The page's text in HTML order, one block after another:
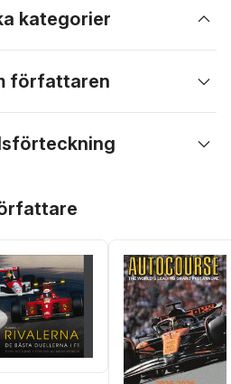
kategorier
författaren